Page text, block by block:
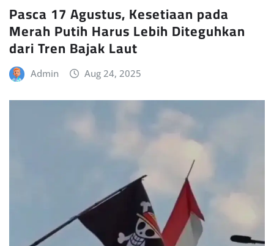
Pasca 17 Agustus, Kesetiaan pada
Merah Putih Harus Lebih Diteguhkan
dari Tren Bajak Laut
Admin Aug 24, 2025